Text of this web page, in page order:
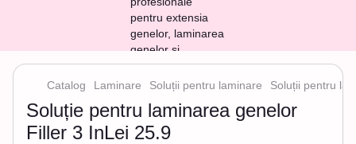
Catalog Laminare Soluții pentru laminare Soluții pentru
Soluție pentru laminarea genelor
Filler 3 InLei 25.9